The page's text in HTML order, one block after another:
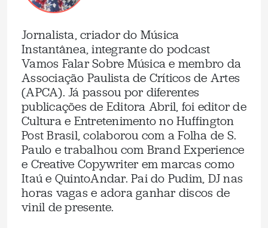
Jornalista, criador do Música
Instantânea, integrante do podcast
Vamos Falar Sobre Música e membro da
Associação Paulista de Críticos de Artes
(APCA). Já passou por diferentes
publicações de Editora Abril, foi editor de
Cultura e Entretenimento no Huffington
Post Brasil, colaborou com a Folha de S.
Paulo e trabalhou com Brand Experience
e Creative Copywriter em marcas como
Itaú e QuintoAndar. Pai do Pudim, DJ nas
horas vagas e adora ganhar discos de
vinil de presente.